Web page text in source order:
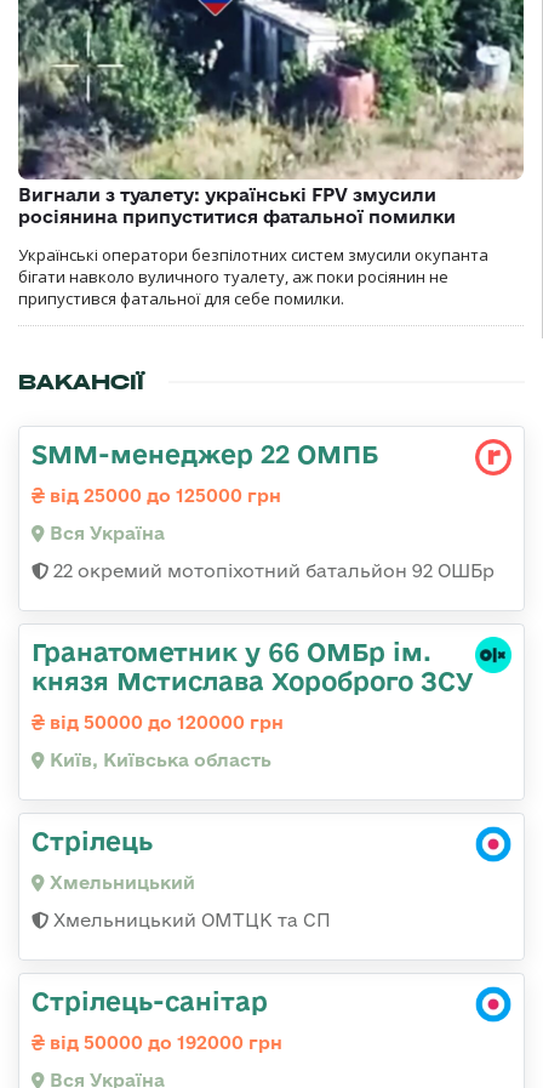
Вигнали з туалету: українські FPV змусили
росіянина припуститися фатальної помилки
Українські оператори безпілотних систем змусили окупанта
бігати навколо вуличного туалету, аж поки росіянин не
припустився фатальної для себе помилки.
ВАКАНСІЇ
SMM-менеджер 22 ОМПБ
від 25000 до 125000 грн
Вся Україна
22 окремий мотопіхотний батальйон 92 ОШБр
Гранатометник у 66 ОМБр ім.
князя Мстислава Хороброго ЗСУ
від 50000 до 120000 грн
Київ, Київська область
Стрілець
Хмельницький
Хмельницький ОМТЦК та СП
Стрілець-санітар
від 50000 до 192000 грн
Вся Україна